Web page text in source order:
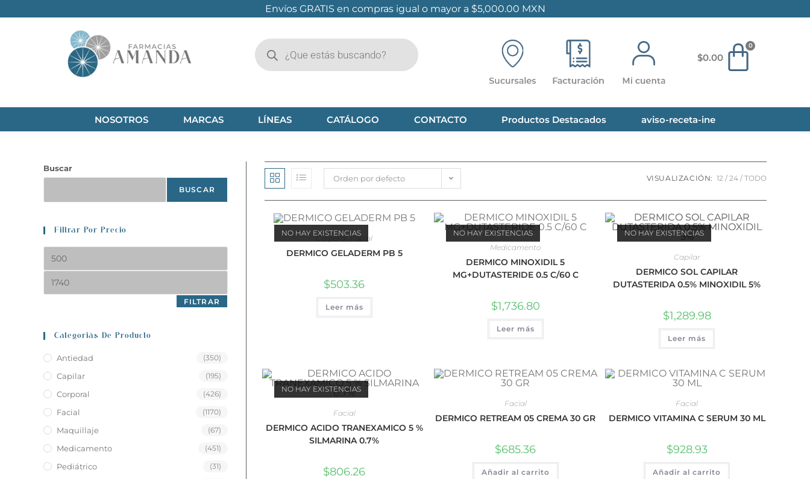
Envíos GRATIS en compras igual o mayor a $5,000.00 MXN
$0.00
NOSOTROS MARCAS LÍNEAS CATÁLOGO CONTACTO Productos Destacados aviso-receta-ine
Orden por defecto VISUALIZACIÓN: 12 24 TODO
NO HAY EXISTENCIAS
Corporal,Facial
DERMICO GELADERM PB 5
$503.36
Leer más
NO HAY EXISTENCIAS
Medicamento
DERMICO MINOXIDIL 5
MG+DUTASTERIDE 0.5 C/60 C
$1,736.80
Leer más
NO HAY EXISTENCIAS
Capilar
DERMICO SOL CAPILAR
DUTASTERIDA 0.5% MINOXIDIL 5%
$1,289.98
Leer más
NO HAY EXISTENCIAS
Facial
DERMICO ACIDO TRANEXAMICO 5 %
SILMARINA 0.7%
$806.26
Facial
DERMICO RETREAM 05 CREMA 30 GR
$685.36
Añadir al carrito
Facial
DERMICO VITAMINA C SERUM 30 ML
$928.93
Añadir al carrito
Buscar
BUSCAR
Filtrar Por Precio
FILTRAR
Categoriás De Producto
Antiedad (350)
Capilar (195)
Corporal (426)
Facial (1170)
Maquillaje (67)
Medicamento (451)
Pediátrico (31)